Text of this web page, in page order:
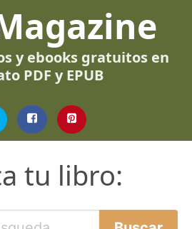
y ebooks gratuitos en
PDF y EPUB
tu libro: